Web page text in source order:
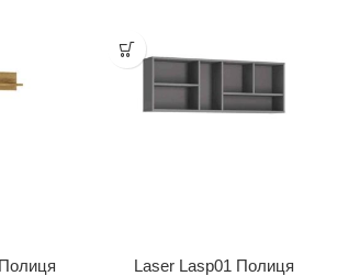
Laser Lasp01 Полиця